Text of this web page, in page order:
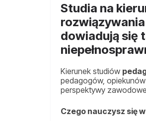
Studia na
dowiadują się
Kierunek studiów
pedagogów, opiekunów
perspektywy
Czego nauczysz się